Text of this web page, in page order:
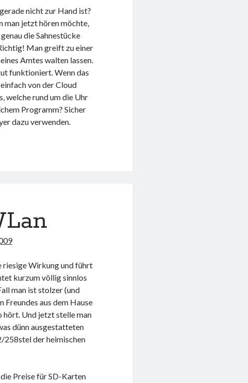
nicht zur Hand ist?
man jetzt hören möchte,
die Sahnestücke
Man greift zu einer
Amtes walten lassen.
funktioniert. Wenn das
von der Cloud
welche rund um die Uhr
Programm? Sicher
dazu verwenden.
riesige Wirkung und führt
kurzum völlig sinnlos
man ist stolzer (und
aus dem Hause
hört. Und jetzt stelle man
dünn ausgestatteten
258stel der heimischen
Preise für SD-Karten